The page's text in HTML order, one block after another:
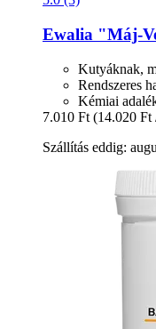
Ewalia "Máj-​
Kutyáknak,
Rendszeres
Kémiai
7.010 Ft (14.020 Ft
Szállítás eddig: